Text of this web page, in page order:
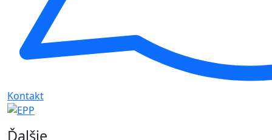
Kontakt
Ďalšie